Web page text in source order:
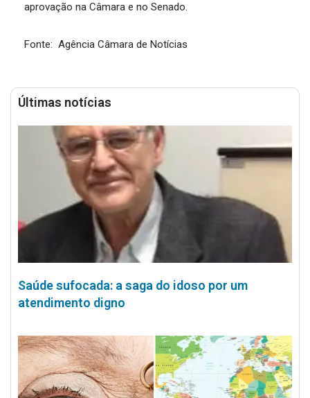
aprovação na Câmara e no Senado.
Fonte: Agência Câmara de Notícias
Últimas notícias
Saúde sufocada: a saga do idoso por um
atendimento digno